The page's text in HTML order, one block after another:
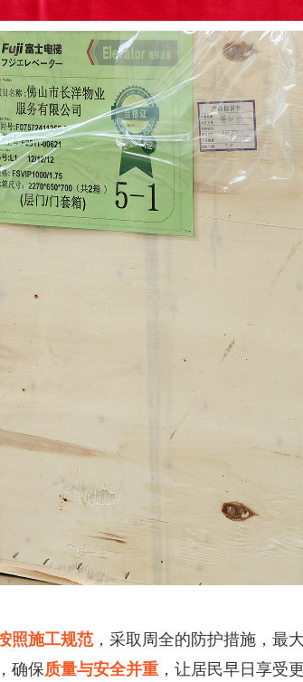
照施工规范，采取周全的防护措施，最
确保质量与安全并重 ，让居民早日享受